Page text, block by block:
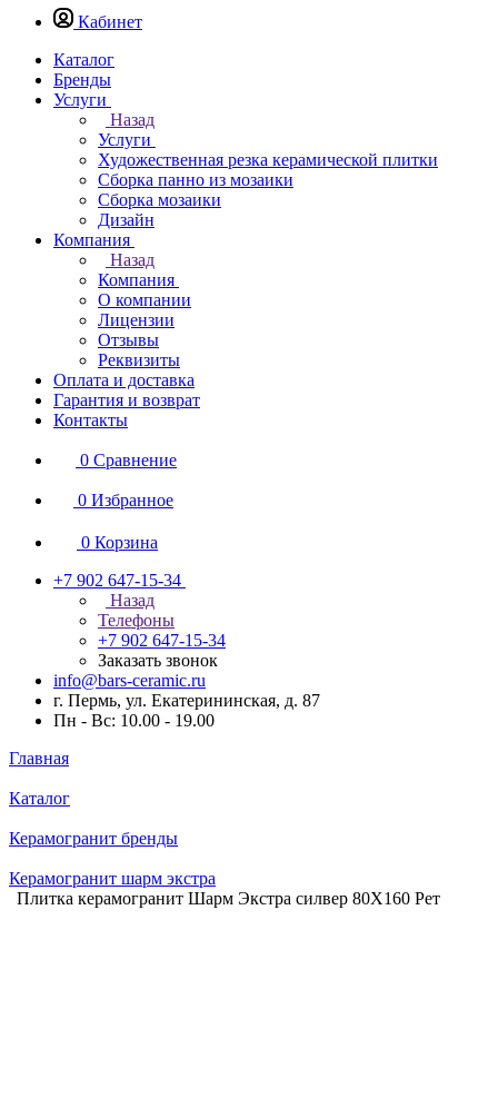
Кабинет
Каталог
Бренды
Услуги
Назад
Услуги
Художественная резка керамической плитки
Сборка панно из мозаики
Сборка мозаики
Дизайн
Компания
Назад
Компания
О компании
Лицензии
Отзывы
Реквизиты
Оплата и доставка
Гарантия и возврат
Контакты
0 Сравнение
0 Избранное
0 Корзина
+7 902 647-15-34
Назад
Телефоны
+7 902 647-15-34
Заказать звонок
info@bars-ceramic.ru
г. Пермь, ул. Екатерининская, д. 87
Пн - Вс: 10.00 - 19.00
Главная
Каталог
Керамогранит бренды
Керамогранит шарм экстра
Плитка керамогранит Шарм Экстра силвер 80X160 Рет